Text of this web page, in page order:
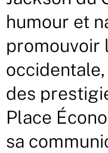
humour et
promouvoir
des
Place
sa